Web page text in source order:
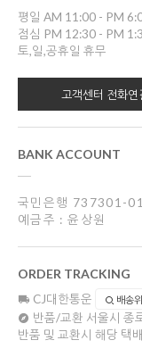
평일 AM 11:00 - PM
점심 PM 12:30 - PM
토,일,공휴일 휴무
고객센터 전화연
BANK ACCOUNT
국민은행 737301-
예금주 : 윤상원
ORDER TRACKING
CJ대한통운 배송
반품/교환 서울시 종
반품 및 교환시 해당 택